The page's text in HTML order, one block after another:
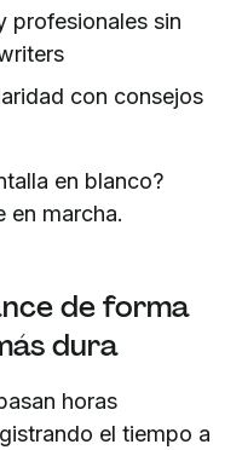
profesionales sin
con consejos
en blanco?
en marcha.
de forma
dura
horas
el tiempo a